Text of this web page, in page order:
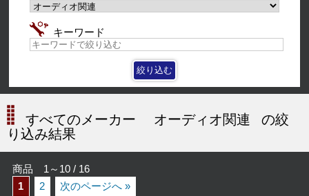
キーワード
すべてのメーカー オーディオ関連
の絞
り込み結果
商品 1～10 / 16
1
2 次のページへ »